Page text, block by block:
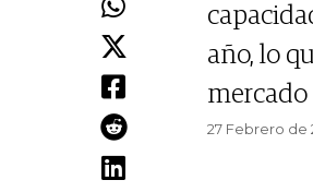
año, lo
27 Febrero de